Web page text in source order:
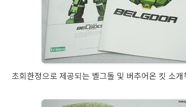
초회한정으로 제공되는 벨그돌 및 버추어온 킷 소